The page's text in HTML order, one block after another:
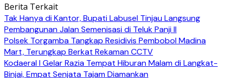
Berita Terkait
Tak Hanya di Kantor, Bupati Labusel Tinjau Langsung
Pembangunan Jalan Semenisasi di Teluk Panji II
Polsek Torgamba Tangkap Residivis Pembobol Madina
Mart, Terungkap Berkat Rekaman CCTV
Kodaeral I Gelar Razia Tempat Hiburan Malam di Langkat-
Binjai, Empat Senjata Tajam Diamankan